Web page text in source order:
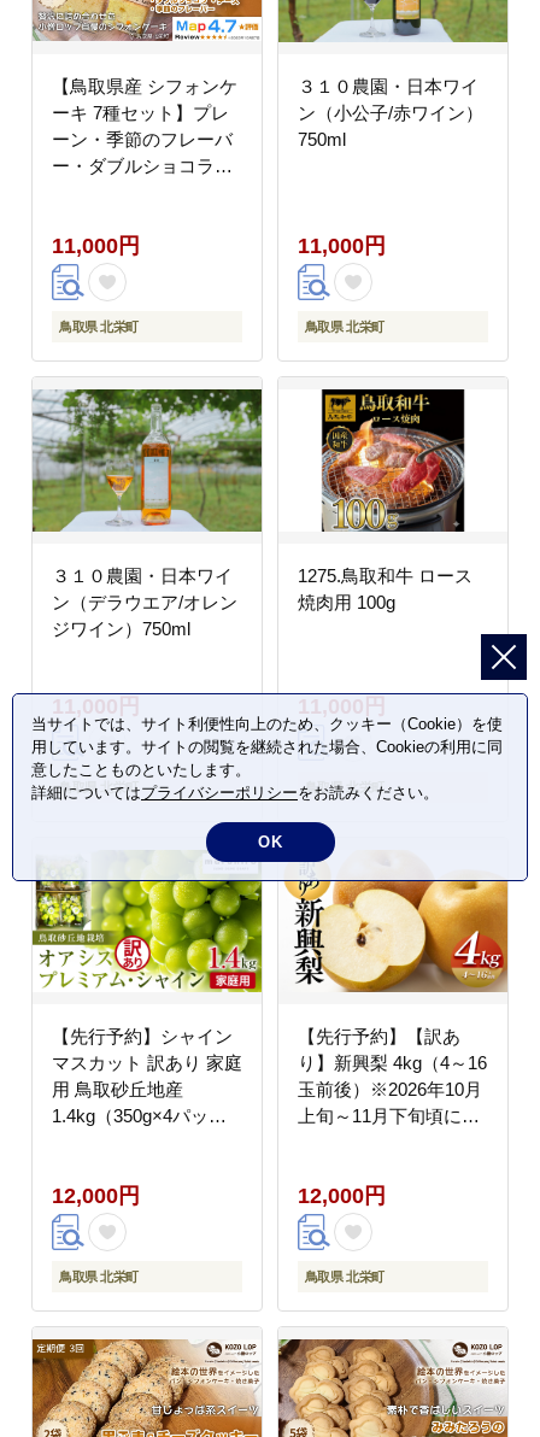
【鳥取県産 シフォンケ
ーキ 7種セット】プレ
ーン・季節のフレーバ
ー・ダブルショコラ・
セット
11,000円
鳥取県 北栄町
３１０農園・日本ワイ
ン（小公子/赤ワイン）
750ml
11,000円
鳥取県 北栄町
３１０農園・日本ワイ
ン（デラウエア/オレン
ジワイン）750ml
11,000円
鳥取県 北栄町
1275.鳥取和牛 ロース
焼肉用 100g
11,000円
鳥取県 北栄町
【先行予約】シャイン
マスカット 訳あり 家庭
用 鳥取砂丘地産
1.4kg（350g×4パッ
10月下旬頃に順次発送
予定
12,000円
鳥取県 北栄町
【先行予約】【訳あ
り】新興梨 4kg（4～16
玉前後）※2026年10月
上旬～11月下旬頃に順
12,000円
鳥取県 北栄町
当サイトでは、サイト利便性向上のため、クッキー（Cookie）を使
用しています。サイトの閲覧を継続された場合、Cookieの利用に同
意したことものといたします。
詳細についてはプライバシーポリシーをお読みください。
OK